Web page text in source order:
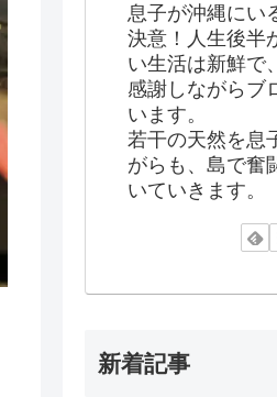
息子が沖縄にい
決意！人生後半
い生活は新鮮で
感謝しながらブ
います。
若干の天然を息
がらも、島で奮
いていきます。
新着記事